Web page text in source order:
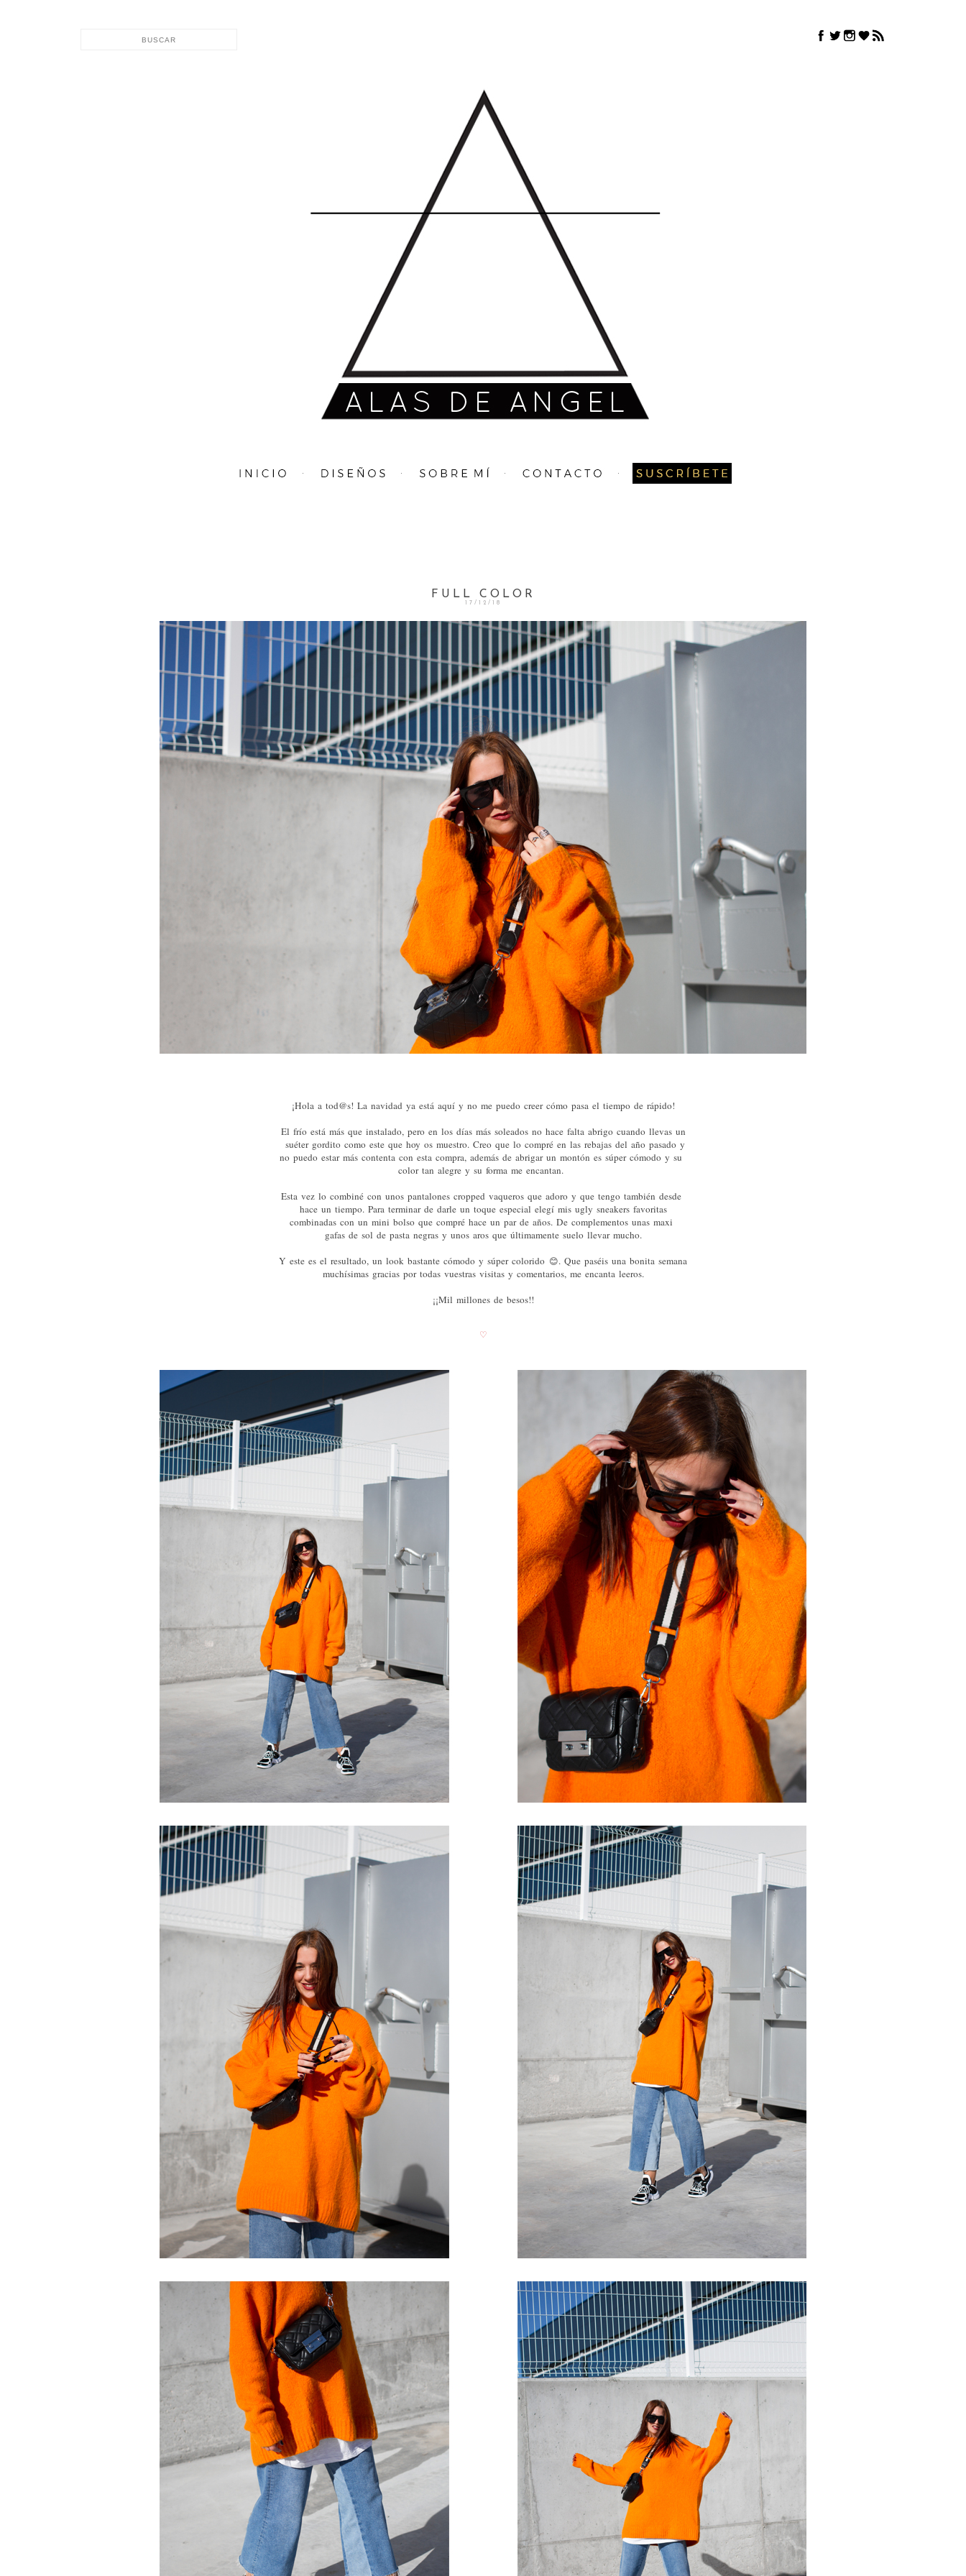
FULL COLOR
17/12/18
¡Hola a tod@s! La navidad ya está aquí y no me puedo creer cómo pasa el tiempo de rápido!
El frío está más que instalado, pero en los días más soleados no hace falta abrigo cuando llevas un
suéter gordito como este que hoy os muestro. Creo que lo compré en las rebajas del año pasado y
no puedo estar más contenta con esta compra, además de abrigar un montón es súper cómodo y su
color tan alegre y su forma me encantan.
Esta vez lo combiné con unos pantalones cropped vaqueros que adoro y que tengo también desde
hace un tiempo. Para terminar de darle un toque especial elegí mis ugly sneakers favoritas
combinadas con un mini bolso que compré hace un par de años. De complementos unas maxi
gafas de sol de pasta negras y unos aros que últimamente suelo llevar mucho.
Y este es el resultado, un look bastante cómodo y súper colorido 😊. Que paséis una bonita semana
muchísimas gracias por todas vuestras visitas y comentarios, me encanta leeros.
¡¡Mil millones de besos!!
♡